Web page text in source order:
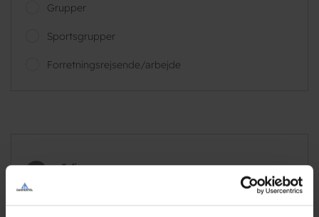
Grupper
Sportsgrupper
Forretningsrejsende/arbejde
Sofie